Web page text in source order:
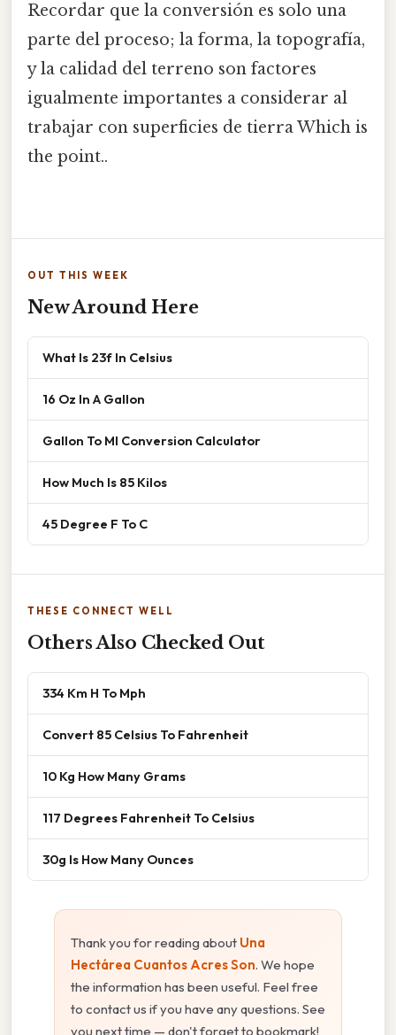
Recordar que la conversión es solo una
parte del proceso; la forma, la topografía,
y la calidad del terreno son factores
igualmente importantes a considerar al
trabajar con superficies de tierra Which is
the point..
OUT THIS WEEK
New Around Here
What Is 23f In Celsius
16 Oz In A Gallon
Gallon To Ml Conversion Calculator
How Much Is 85 Kilos
45 Degree F To C
THESE CONNECT WELL
Others Also Checked Out
334 Km H To Mph
Convert 85 Celsius To Fahrenheit
10 Kg How Many Grams
117 Degrees Fahrenheit To Celsius
30g Is How Many Ounces
Thank you for reading about Una
Hectárea Cuantos Acres Son. We hope
the information has been useful. Feel free
to contact us if you have any questions. See
you next time — don't forget to bookmark!